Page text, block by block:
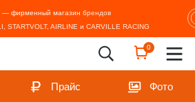
фирменный магазин брендов
STARTVOLT, AIRLINE и CARVILLE RACING
0
Прайс Фото